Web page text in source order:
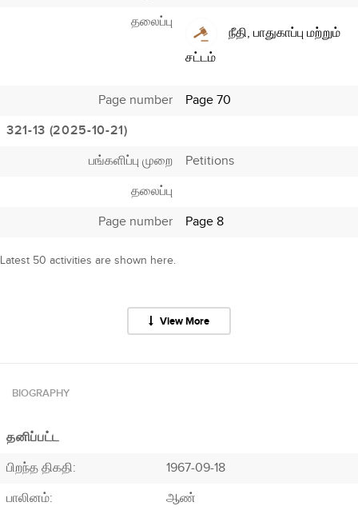
தலைப்பு
நீதி, பாதுகாப்பு மற்றும்
சட்டம்
Page number
Page 70
321-13 (2025-10-21)
பங்களிப்பு முறை
Petitions
தலைப்பு
Page number
Page 8
Latest 50 activities are shown here.
View More
BIOGRAPHY
தனிப்பட்ட
பிறந்த திகதி:
1967-09-18
பாலினம்:
ஆண்